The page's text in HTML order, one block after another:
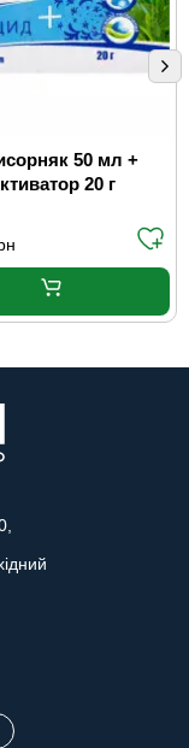
50 мл +
20 г